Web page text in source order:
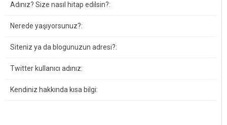
Adınız? Size nasıl hitap edilsin?:
Nerede yaşıyorsunuz?:
Siteniz ya da blogunuzun adresi?:
Twitter kullanıcı adınız:
Kendiniz hakkında kısa bilgi: